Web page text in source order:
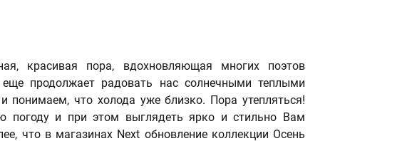
красивая пора, вдохновляющая многих поэтов
продолжает радовать нас солнечными теплыми
что холода уже близко. Пора утепляться!
погоду и при этом выглядеть ярко и стильно Вам
что в магазинах Next обновление коллекции Осень